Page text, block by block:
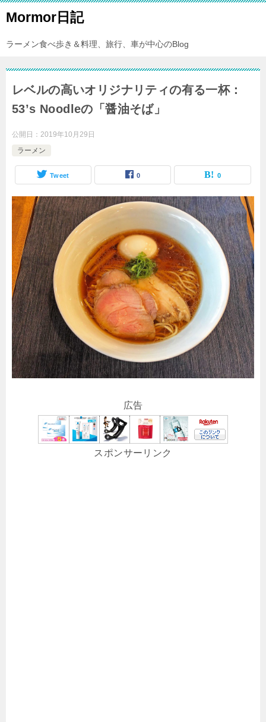
Mormor日記
ラーメン食べ歩き＆料理、旅行、車が中心のBlog
レベルの高いオリジナリティの有る一杯：
53’s Noodleの「醤油そば」
公開日： 2019年10月29日
ラーメン
Tweet 0 0
広告
スポンサーリンク